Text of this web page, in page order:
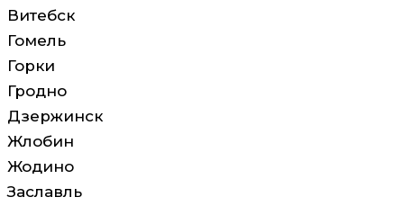
Витебск
Гомель
Горки
Гродно
Дзержинск
Жлобин
Жодино
Заславль